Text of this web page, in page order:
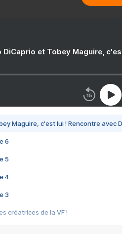
DiCaprio et Tobey Maguire,
Maguire, c'est lui ! Rencontre avec
6
5
4
3
créatrices de la VF !